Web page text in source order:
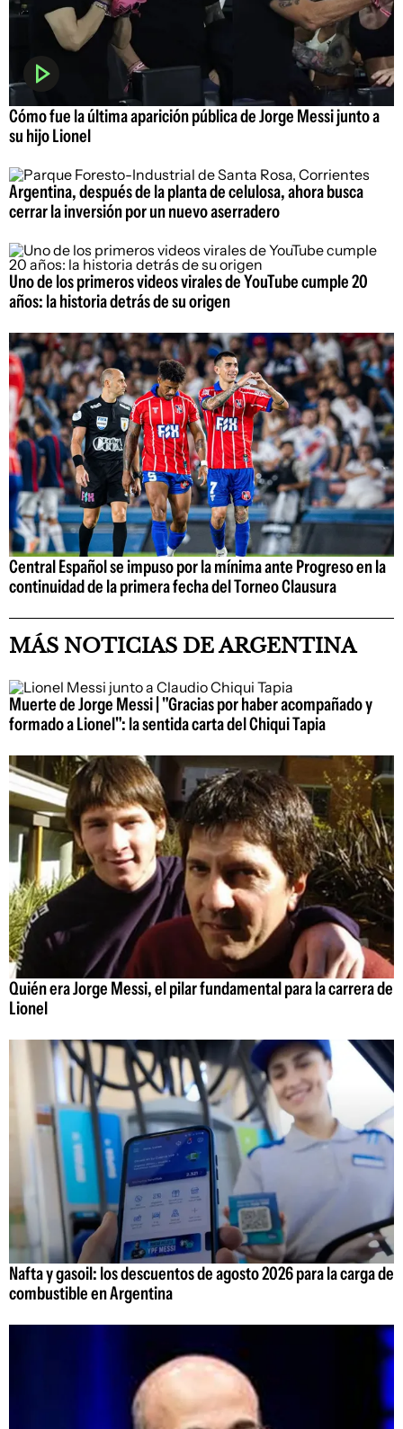
Cómo fue la última aparición pública de Jorge Messi junto a
su hijo Lionel
Argentina, después de la planta de celulosa, ahora busca
cerrar la inversión por un nuevo aserradero
Uno de los primeros videos virales de YouTube cumple 20
años: la historia detrás de su origen
Central Español se impuso por la mínima ante Progreso en la
continuidad de la primera fecha del Torneo Clausura
MÁS NOTICIAS DE ARGENTINA
Muerte de Jorge Messi | "Gracias por haber acompañado y
formado a Lionel": la sentida carta del Chiqui Tapia
Quién era Jorge Messi, el pilar fundamental para la carrera de
Lionel
Nafta y gasoil: los descuentos de agosto 2026 para la carga de
combustible en Argentina